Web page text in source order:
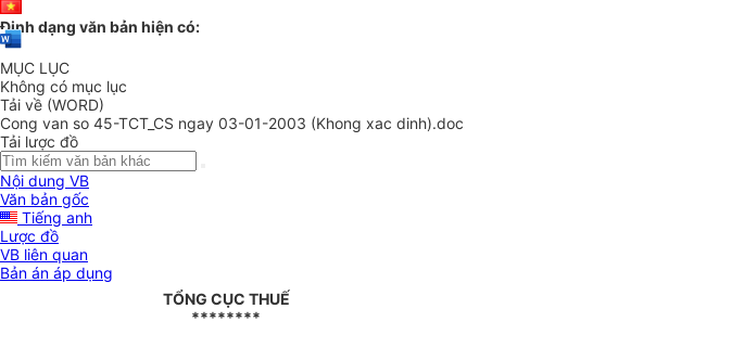
Định dạng văn bản hiện có:
MỤC LỤC
Không có mục lục
Tải về (WORD)
Cong van so 45-TCT_CS ngay 03-01-2003 (Khong xac dinh).doc
Tải lược đồ
Nội dung VB
Văn bản gốc
Tiếng anh
Lược đồ
VB liên quan
Bản án áp dụng
TỔNG CỤC THUẾ
********